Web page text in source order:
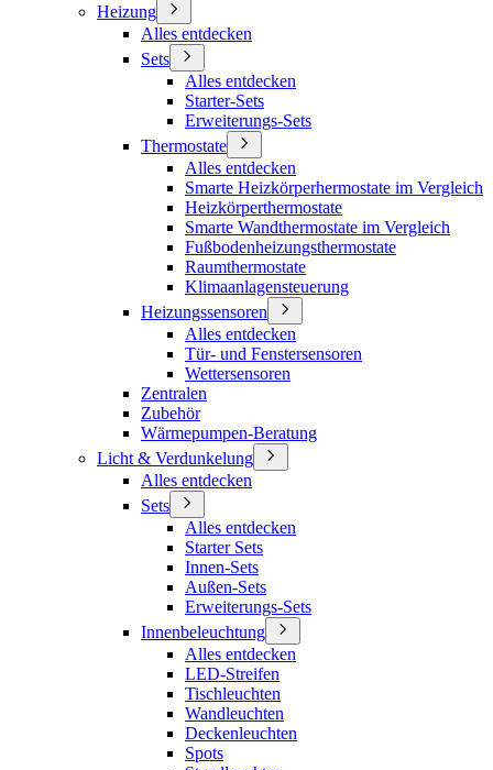
Heizung
Alles entdecken
Sets
Alles entdecken
Starter-Sets
Erweiterungs-Sets
Thermostate
Alles entdecken
Smarte Heizkörperhermostate im Vergleich
Heizkörperthermostate
Smarte Wandthermostate im Vergleich
Fußbodenheizungsthermostate
Raumthermostate
Klimaanlagensteuerung
Heizungssensoren
Alles entdecken
Tür- und Fenstersensoren
Wettersensoren
Zentralen
Zubehör
Wärmepumpen-Beratung
Licht & Verdunkelung
Alles entdecken
Sets
Alles entdecken
Starter Sets
Innen-Sets
Außen-Sets
Erweiterungs-Sets
Innenbeleuchtung
Alles entdecken
LED-Streifen
Tischleuchten
Wandleuchten
Deckenleuchten
Spots